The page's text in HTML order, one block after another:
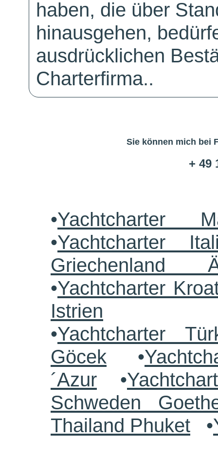
haben, die über
hinausgehen,
ausdrücklichen
Charterfirma..
Sie können mich bei
+ 49
•Yachtcharter
•Yachtcharter
Griechenland
•Yachtcharter
Istrien
•Yachtcharter
Göcek •
´Azur •
Schweden
Thailand Phuket •